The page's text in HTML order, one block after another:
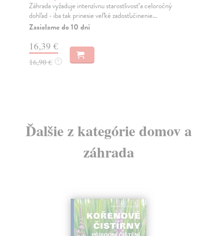
starostlivosť a celoročný
zadosťučinenie...
Jeden záhon stačí! Vypestujte si
menšom priestore, s menšou
Ďalšie z kategórie domov a
záhrada